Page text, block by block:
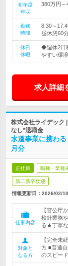
初年度
年収
380万円～
勤務
時間
8:30～
昼休憩60
休日
休暇
◆週休2日
やすい環
求人詳細
株式会社ライデック
なし*退職金
水道事業に携わ
月分
正社員 職種・業種
第二新卒歓迎
情報更新日：2026/02/10
仕事内容
【官公庁
検針業務
る★丁寧
対象と
なる方
【完全未
方 ■普通
のスピー